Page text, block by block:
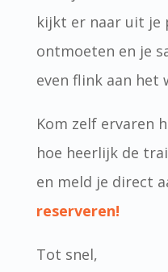
kijkt er naar uit je
ontmoeten en je
even flink aan het
Kom zelf ervaren
hoe heerlijk de
en meld je direct
reserveren!
Tot snel,